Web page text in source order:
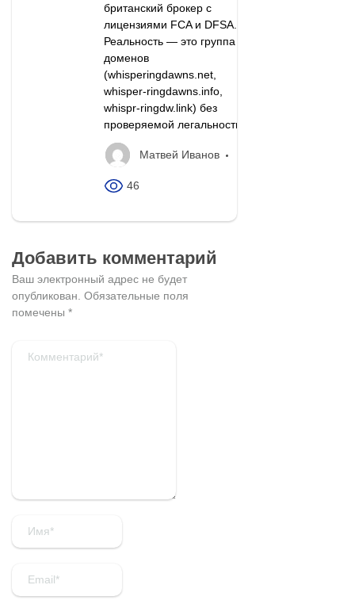
британский брокер с
лицензиями FCA и DFSA.
Реальность — это группа
доменов
(whisperingdawns.net,
whisper-ringdawns.info,
whispr-ringdw.link) без
проверяемой легальности.
Матвей Иванов
46
Добавить комментарий
Ваш электронный адрес не будет
опубликован. Обязательные поля
помечены *